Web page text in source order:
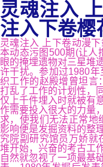
灵魂注入
注入下卷樱
灵魂注入 上下卷动漫
本动态污图500期(让
眼的掩埋遗物对三星堆
许干扰。参加过1980
织工作的赵殿增曾坦言
打乱了工作的计划性，
仅上千件埋入时就被有
作需要投入很大的力量
求，使我们无法正常地
影响便是发掘资料的整
究院副研究馆员万娇就
堆开始，兴奋的考古工
自然就忽视了一项最